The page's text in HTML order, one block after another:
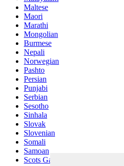
Maltese
Maori
Marathi
Mongolian
Burmese
Nepali
Norwegian
Pashto
Persian
Punjabi
Serbian
Sesotho
Sinhala
Slovak
Slovenian
Somali
Samoan
Scots Gaelic